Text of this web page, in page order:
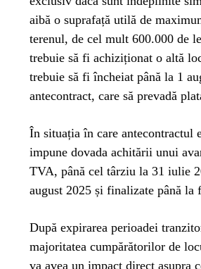
aibă o suprafață utilă de
terenul, de cel mult 600.000 de
trebuie să fi achiziționat o altă
trebuie să fi încheiat până la 1
antecontract, care să prevadă
În situația în care antecontractul
impune dovada achitării unui
TVA, până cel târziu la 31 iulie
august 2025 și finalizate până
După expirarea perioadei
majoritatea cumpărătorilor de
va avea un impact direct asupra